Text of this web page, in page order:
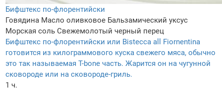
Бифштекс по-флорентийски
Говядина Масло оливковое Бальзамический уксус
Морская соль Свежемолотый черный перец
Бифштекс по-флорентийски или Bistecca all Fiornentina
готовится из килограммового куска свежего мяса, обычно
это так называемая T-bone часть. Жарится он на чугунной
сковороде или на сковороде-гриль.
1 ч.